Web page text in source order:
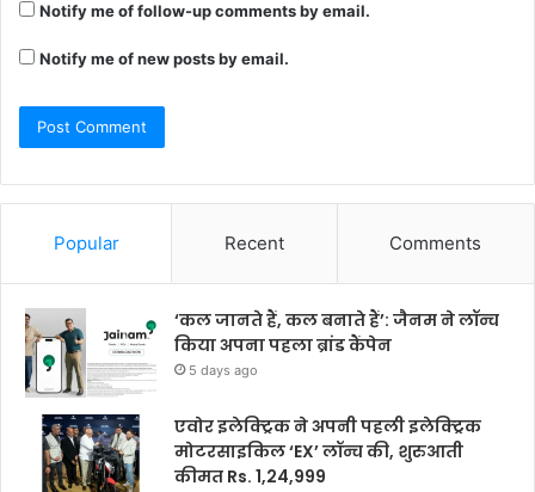
Notify me of follow-up comments by email.
Notify me of new posts by email.
Popular Recent Comments
‘कल जानते हैं, कल बनाते हैं’: जैनम ने लॉन्च
किया अपना पहला ब्रांड कैंपेन
5 days ago
एवोर इलेक्ट्रिक ने अपनी पहली इलेक्ट्रिक
मोटरसाइकिल ‘EX’ लॉन्च की, शुरुआती
कीमत Rs. 1,24,999